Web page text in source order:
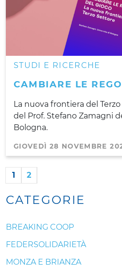
STUDI E RICERCHE
CAMBIARE LE
La nuova frontiera del
del Prof. Stefano Zamagni
Bologna.
GIOVEDÌ 28 NOVEMBRE
1 2
CATEGORIE
BREAKING COOP
FEDERSOLIDARIETÀ
MONZA E BRIANZA